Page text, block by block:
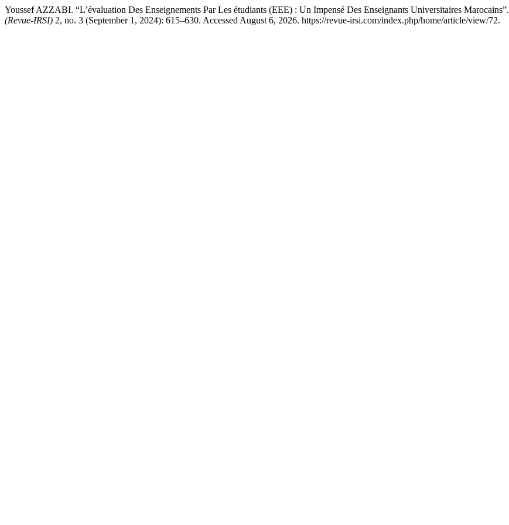
Youssef AZZABI. “L’évaluation Des Enseignements Par Les étudiants (EEE) : Un Impensé Des Enseignants Universitaires Marocains”.
(Revue-IRSI) 2, no. 3 (September 1, 2024): 615–630. Accessed August 6, 2026. https://revue-irsi.com/index.php/home/article/view/72.